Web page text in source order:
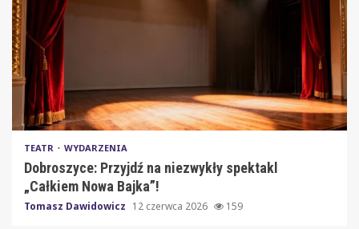
TEATR WYDARZENIA
Dobroszyce: Przyjdź na niezwykły spektakl
„Całkiem Nowa Bajka”!
Tomasz Dawidowicz 12 czerwca 2026 159